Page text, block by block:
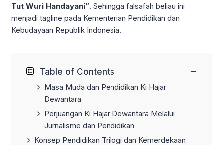
Tut Wuri Handayani”. Sehingga falsafah beliau ini
menjadi tagline pada Kementerian Pendidikan dan
Kebudayaan Republik Indonesia.
Table of Contents −
Masa Muda dan Pendidikan Ki Hajar
Dewantara
Perjuangan Ki Hajar Dewantara Melalui
Jurnalisme dan Pendidikan
Konsep Pendidikan Trilogi dan Kemerdekaan